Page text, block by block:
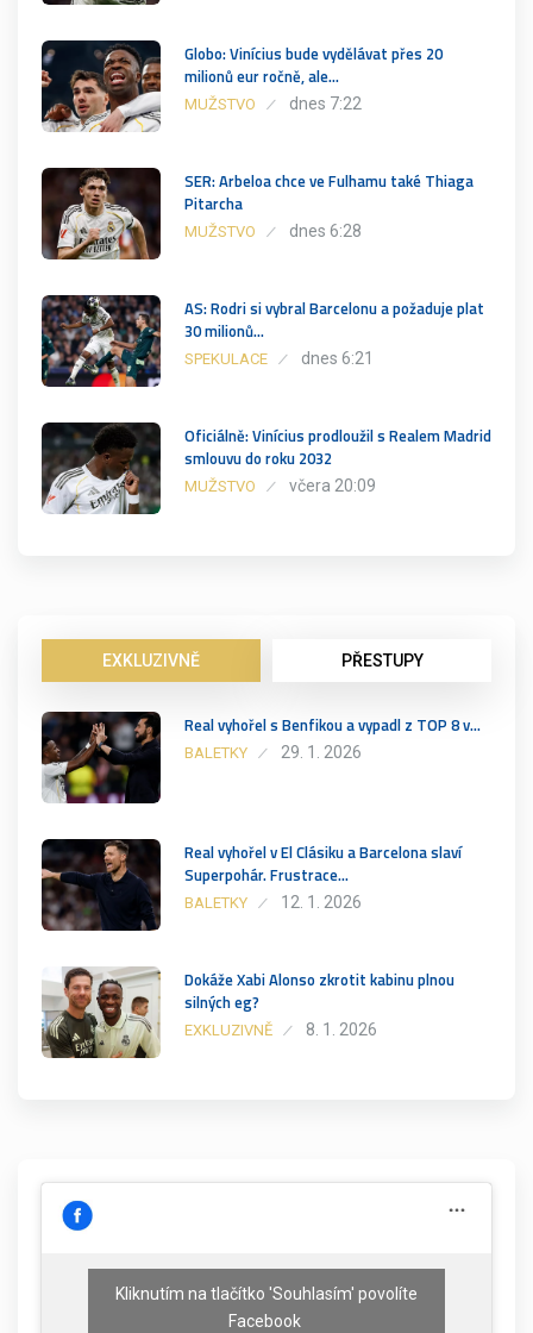
Globo: Vinícius bude vydělávat přes 20
milionů eur ročně, ale…
MUŽSTVO dnes 7:22
SER: Arbeloa chce ve Fulhamu také Thiaga
Pitarcha
MUŽSTVO dnes 6:28
AS: Rodri si vybral Barcelonu a požaduje plat
30 milionů…
SPEKULACE dnes 6:21
Oficiálně: Vinícius prodloužil s Realem Madrid
smlouvu do roku 2032
MUŽSTVO včera 20:09
EXKLUZIVNĚ PŘESTUPY
Real vyhořel s Benfikou a vypadl z TOP 8 v…
BALETKY 29. 1. 2026
Real vyhořel v El Clásiku a Barcelona slaví
Superpohár. Frustrace…
BALETKY 12. 1. 2026
Dokáže Xabi Alonso zkrotit kabinu plnou
silných eg?
EXKLUZIVNĚ 8. 1. 2026
Kliknutím na tlačítko 'Souhlasím' povolíte
Facebook